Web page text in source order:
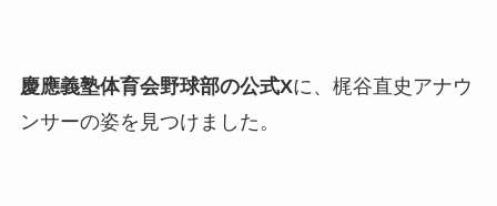
慶應義塾体育会野球部の公式Xに、梶谷直史アナウ
ンサーの姿を見つけました。